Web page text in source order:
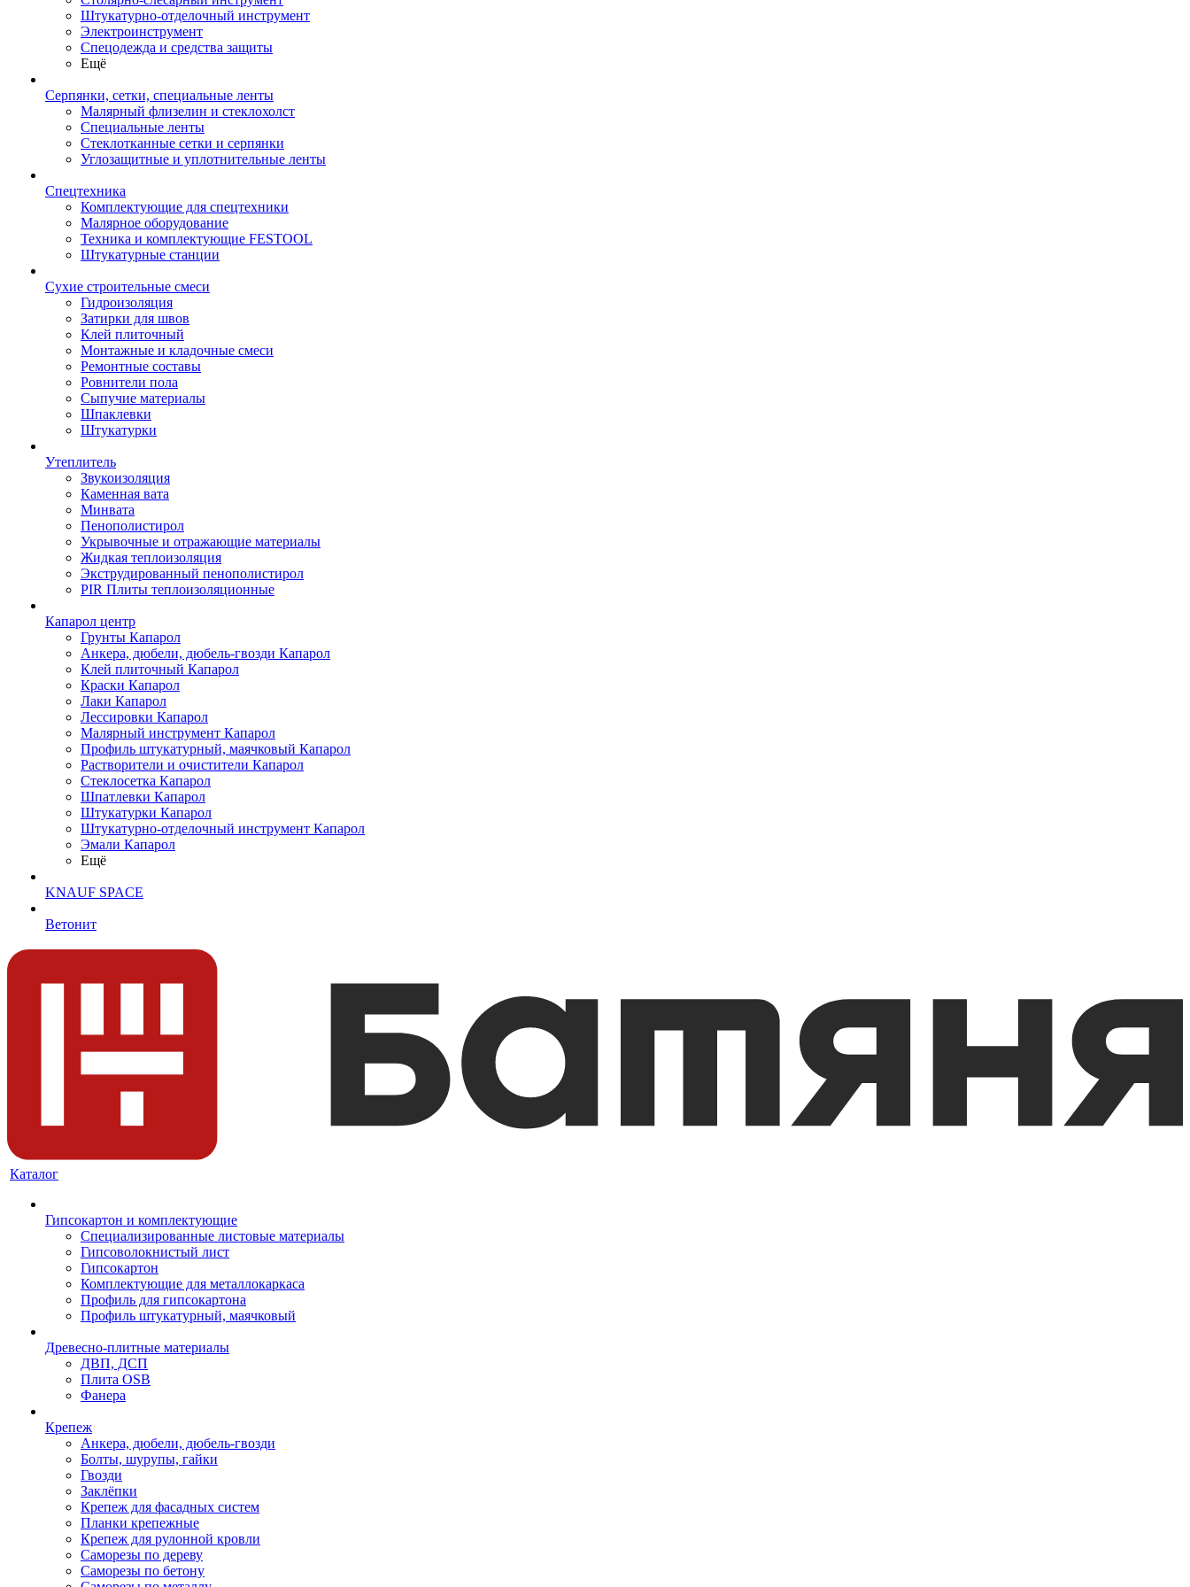
Штукатурно-отделочный инструмент
Электроинструмент
Спецодежда и средства защиты
Ещё
Серпянки, сетки, специальные ленты
Малярный флизелин и стеклохолст
Специальные ленты
Стеклотканные сетки и серпянки
Углозащитные и уплотнительные ленты
Спецтехника
Комплектующие для спецтехники
Малярное оборудование
Техника и комплектующие FESTOOL
Штукатурные станции
Сухие строительные смеси
Гидроизоляция
Затирки для швов
Клей плиточный
Монтажные и кладочные смеси
Ремонтные составы
Ровнители пола
Сыпучие материалы
Шпаклевки
Штукатурки
Утеплитель
Звукоизоляция
Каменная вата
Минвата
Пенополистирол
Укрывочные и отражающие материалы
Жидкая теплоизоляция
Экструдированный пенополистирол
PIR Плиты теплоизоляционные
Капарол центр
Грунты Капарол
Анкера, дюбели, дюбель-гвозди Капарол
Клей плиточный Капарол
Краски Капарол
Лаки Капарол
Лессировки Капарол
Малярный инструмент Капарол
Профиль штукатурный, маячковый Капарол
Растворители и очистители Капарол
Cтеклосетка Капарол
Шпатлевки Капарол
Штукатурки Капарол
Штукатурно-отделочный инструмент Капарол
Эмали Капарол
Ещё
KNAUF SPACE
Ветонит
Каталог
Гипсокартон и комплектующие
Специализированные листовые материалы
Гипсоволокнистый лист
Гипсокартон
Комплектующие для металлокаркаса
Профиль для гипсокартона
Профиль штукатурный, маячковый
Древесно-плитные материалы
ДВП, ДСП
Плита OSB
Фанера
Крепеж
Анкера, дюбели, дюбель-гвозди
Болты, шурупы, гайки
Гвозди
Заклёпки
Крепеж для фасадных систем
Планки крепежные
Крепеж для рулонной кровли
Саморезы по дереву
Саморезы по бетону